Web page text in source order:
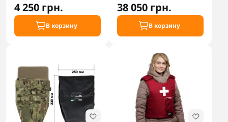
4 250 грн.
В корзину
38 050 грн.
В корзину